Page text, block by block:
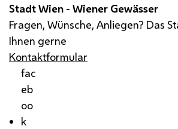
Stadt Wien - Wiener Gewässer
Fragen, Wünsche, Anliegen? Das
Ihnen gerne
Kontaktformular
fac
eb
oo
k